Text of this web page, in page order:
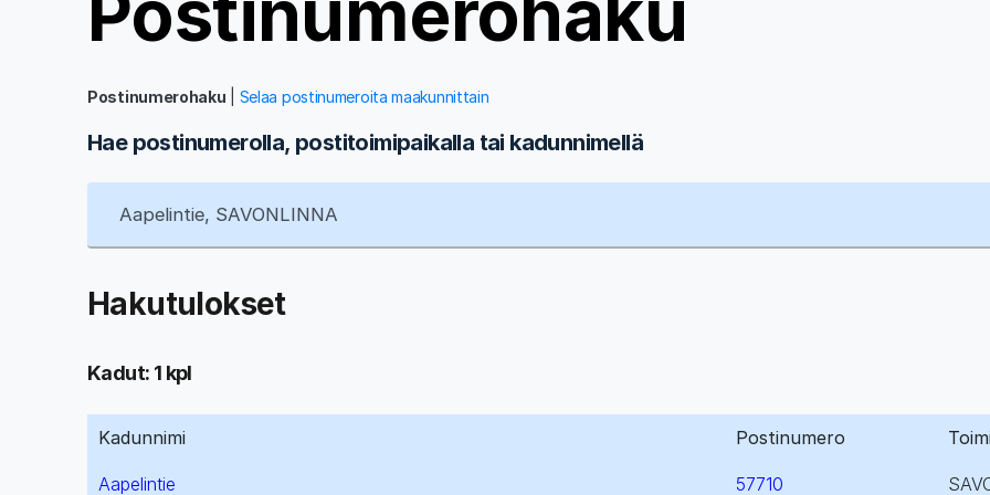
Postinumerohaku Selaa postinumeroita maakunnittain
Hae postinumerolla, postitoimipaikalla tai kadunnimellä
Hakutulokset
Kadut: 1 kpl
Kadunnimi Postinumero
Aapelintie 57710